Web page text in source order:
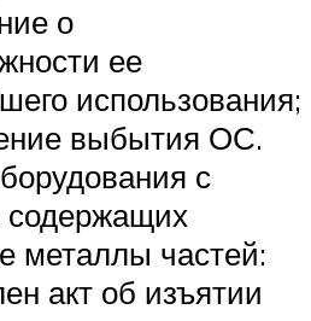
о
ее
использования;
выбытия ОС.
с
содержащих
металлы частей:
акт об изъятии